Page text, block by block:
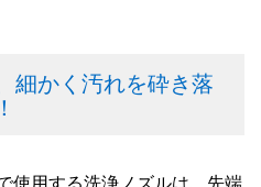
細かく汚れを砕き落